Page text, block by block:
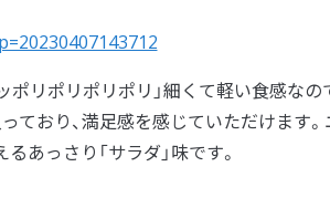
ポリポリポリポリ」細くて軽い食感なの
ており、満足感を感じていただけます
あっさり「サラダ」味です。